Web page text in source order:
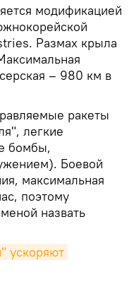
модификацией
Размах крыла
– 980 км в
ракеты
легкие
бомбы,
Боевой
максимальная
поэтому
назвать
ускоряют